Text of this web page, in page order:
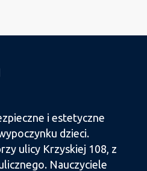
i estetyczne
dzieci.
ulicy Krzyskiej 108, z
Nauczyciele